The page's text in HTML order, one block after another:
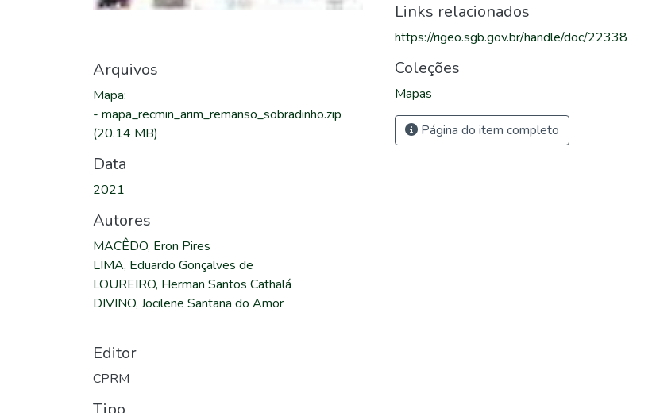
Arquivos
Mapa:
- mapa_recmin_arim_remanso_sobradinho.zip
(20.14 MB)
Data
2021
Autores
MACÊDO, Eron Pires
LIMA, Eduardo Gonçalves de
LOUREIRO, Herman Santos Cathalá
DIVINO, Jocilene Santana do Amor
Editor
CPRM
Links relacionados
https://rigeo.sgb.gov.br/handle/doc/22338
Coleções
Mapas
Página do item completo